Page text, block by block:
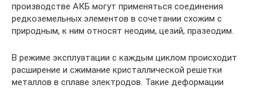
производстве АКБ могут применяться соединения
редкоземельных элементов в сочетании схожим с
природным, к ним относят неодим, цезий, празеодим.
В режиме эксплуатации с каждым циклом происходит
расширение и сжимание кристаллической решетки
металлов в сплаве электродов. Такие деформации